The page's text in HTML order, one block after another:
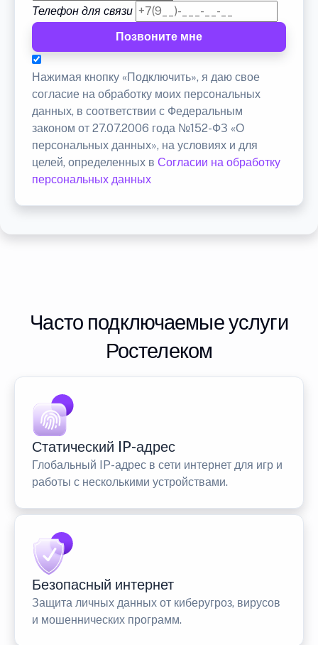
Телефон для связи
Позвоните мне
Нажимая кнопку «Подключить», я даю свое
согласие на обработку моих персональных
данных, в соответствии с Федеральным
законом от 27.07.2006 года №152-ФЗ «О
персональных данных», на условиях и для
целей, определенных в Согласии на обработку
персональных данных
Часто подключаемые услуги
Ростелеком
Статический IP-адрес
Глобальный IP-адрес в сети интернет для игр и
работы с несколькими устройствами.
Безопасный интернет
Защита личных данных от киберугроз, вирусов
и мошеннических программ.